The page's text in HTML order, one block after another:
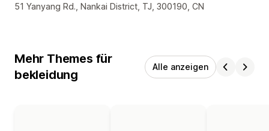
Designer-Kontaktdaten
51 Yanyang Rd., Nankai District, TJ, 300190, CN
Mehr Themes für
bekleidung
Alle anzeigen